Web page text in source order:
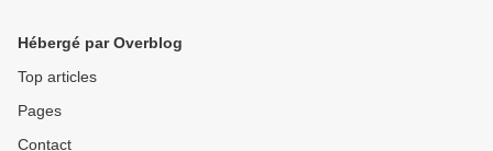
Hébergé par Overblog
Top articles
Pages
Contact